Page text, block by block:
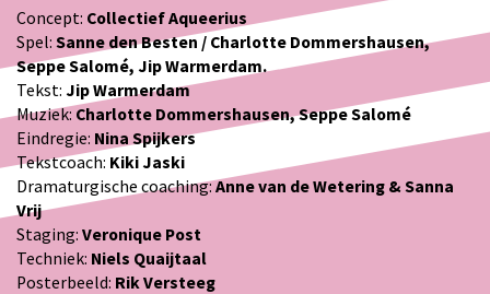
Concept: Collectief Aqueerius
Spel: Sanne den Besten / Charlotte Dommershausen,
Seppe Salomé, Jip Warmerdam.
Tekst: Jip Warmerdam
Muziek: Charlotte Dommershausen, Seppe Salomé
Eindregie: Nina Spijkers
Tekstcoach: Kiki Jaski
Dramaturgische coaching:Anne van de Wetering & Sanna
Vrij
Staging: Veronique Post
Techniek: Niels Quaijtaal
Posterbeeld: Rik Versteeg